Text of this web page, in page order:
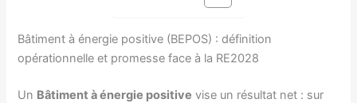
Bâtiment à énergie positive (BEPOS) : définition
opérationnelle et promesse face à la RE2028
Un Bâtiment à énergie positive vise un résultat net : sur